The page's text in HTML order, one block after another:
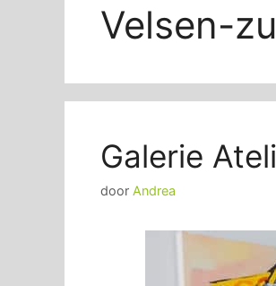
Velsen-
Galerie
door Andrea